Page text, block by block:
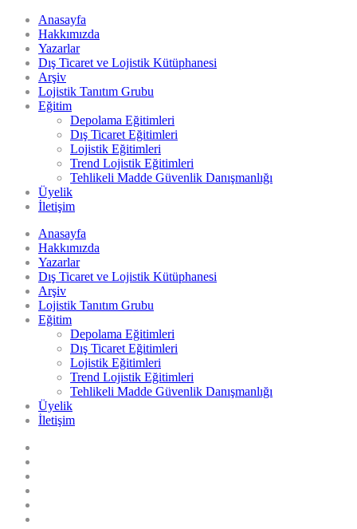
Anasayfa
Hakkımızda
Yazarlar
Dış Ticaret ve Lojistik Kütüphanesi
Arşiv
Lojistik Tanıtım Grubu
Eğitim
Depolama Eğitimleri
Dış Ticaret Eğitimleri
Lojistik Eğitimleri
Trend Lojistik Eğitimleri
Tehlikeli Madde Güvenlik Danışmanlığı
Üyelik
İletişim
Anasayfa
Hakkımızda
Yazarlar
Dış Ticaret ve Lojistik Kütüphanesi
Arşiv
Lojistik Tanıtım Grubu
Eğitim
Depolama Eğitimleri
Dış Ticaret Eğitimleri
Lojistik Eğitimleri
Trend Lojistik Eğitimleri
Tehlikeli Madde Güvenlik Danışmanlığı
Üyelik
İletişim